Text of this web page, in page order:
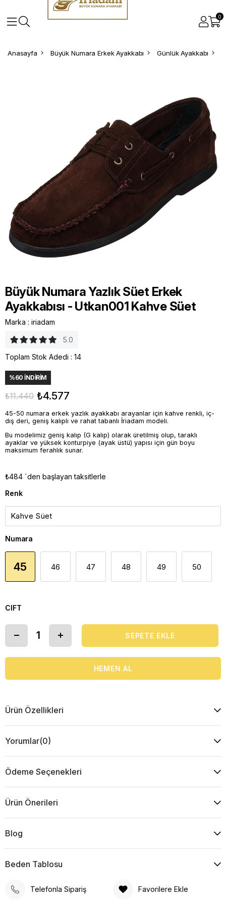
0
Anasayfa Büyük Numara Erkek Ayakkabı Günlük Ayakkabı
Büyük Numara Yazlık Süet Erkek
Ayakkabısı - Utkan001 Kahve Süet
Marka : iriadam
5.0
Toplam Stok Adedi : 14
%60 İNDIRIM
₺11.440 ₺4.577
45-50 numara erkek yazlık ayakkabı arayanlar için kahve renkli, iç-
dış deri, geniş kalıplı ve rahat tabanlı İriadam modeli.
Bu modelimiz geniş kalıp (G kalıp) olarak üretilmiş olup, taraklı
ayaklar ve yüksek konturpiye (ayak üstü) yapısı için gün boyu
maksimum ferahlık sunar.
₺484 `den başlayan taksitlerle
Renk
Numara
45 46 47 48 49 50
CIFT
Ürün Özellikleri
Yorumlar(0)
Ödeme Seçenekleri
Ürün Önerileri
Blog
Beden Tablosu
Telefonla Sipariş Favorilere Ekle